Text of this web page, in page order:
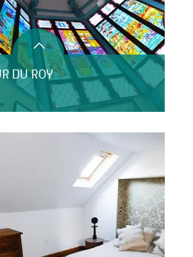
DU ROY